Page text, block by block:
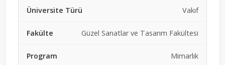
Vakıf
Güzel Sanatlar ve Tasarım Fakültesi
Mimarlık